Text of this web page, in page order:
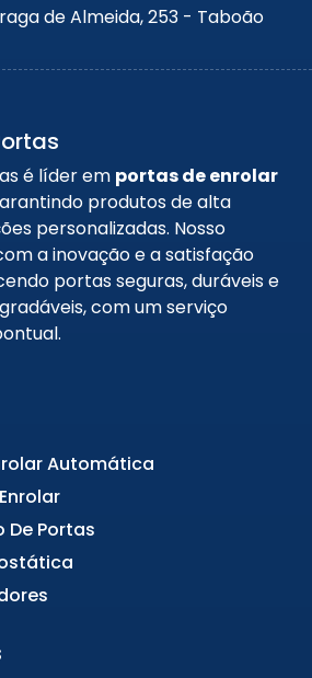
de Almeida, 253 - Taboão
é líder em portas de enrolar
produtos de alta
personalizadas. Nosso
a inovação e a satisfação
portas seguras, duráveis e
com um serviço
Automática
De Portas